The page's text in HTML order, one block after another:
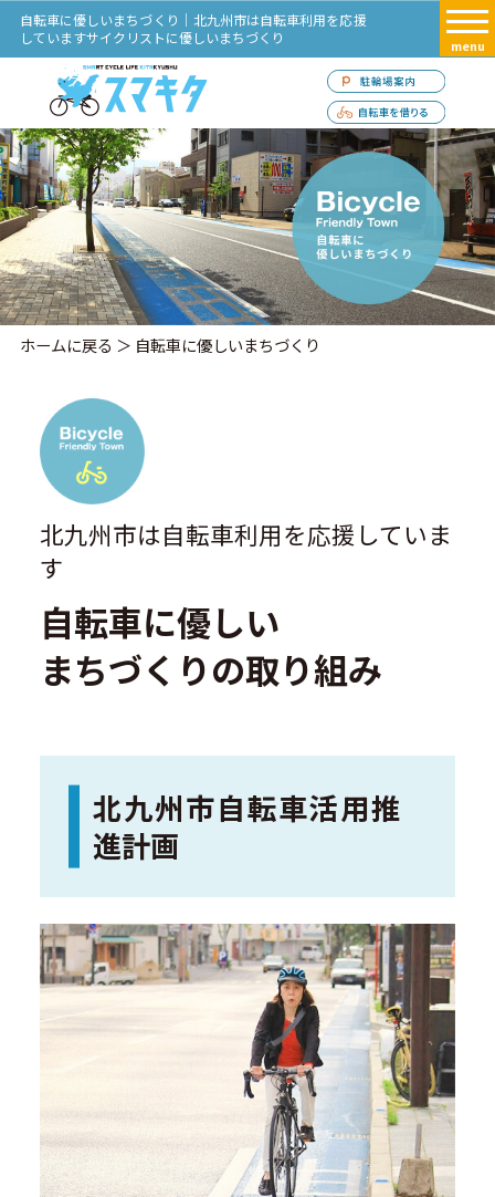
自転車に優しいまちづくり｜北九州市は自転車利用を応援
していますサイクリストに優しいまちづくり
menu
ホームに戻る ＞ 自転車に優しいまちづくり
北九州市は自転車利用を応援していま
す
自転車に優しい
まちづくりの取り組み
北九州市自転車活用推
進計画